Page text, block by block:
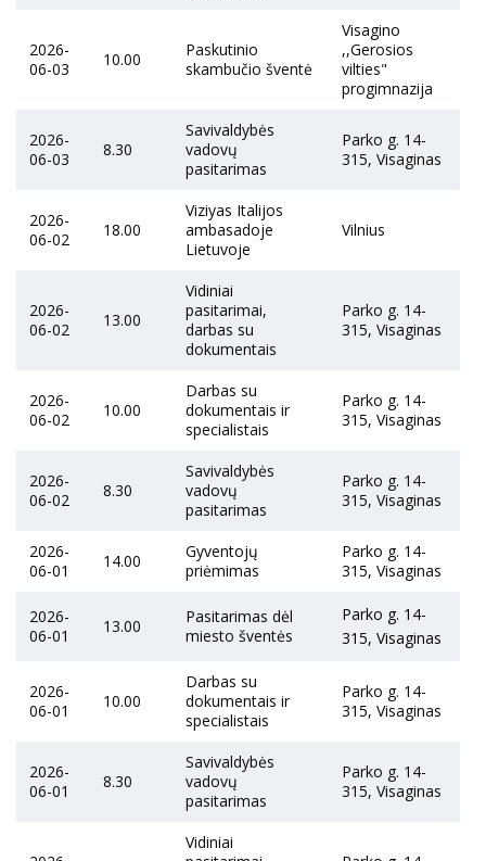
2026-
06-03
10.00
Paskutinio
skambučio šventė
Visagino
,,Gerosios
vilties"
progimnazija
2026-
06-03
8.30
Savivaldybės
vadovų
pasitarimas
Parko g. 14-
315, Visaginas
2026-
06-02
18.00
Viziyas Italijos
ambasadoje
Lietuvoje
Vilnius
2026-
06-02
13.00
Vidiniai
pasitarimai,
darbas su
dokumentais
Parko g. 14-
315, Visaginas
2026-
06-02
10.00
Darbas su
dokumentais ir
specialistais
Parko g. 14-
315, Visaginas
2026-
06-02
8.30
Savivaldybės
vadovų
pasitarimas
Parko g. 14-
315, Visaginas
2026-
06-01
14.00
Gyventojų
priėmimas
Parko g. 14-
315, Visaginas
2026-
06-01
13.00
Pasitarimas dėl
miesto šventės
Parko g. 14-
315, Visaginas
2026-
06-01
10.00
Darbas su
dokumentais ir
specialistais
Parko g. 14-
315, Visaginas
2026-
06-01
8.30
Savivaldybės
vadovų
pasitarimas
Parko g. 14-
315, Visaginas
Vidiniai